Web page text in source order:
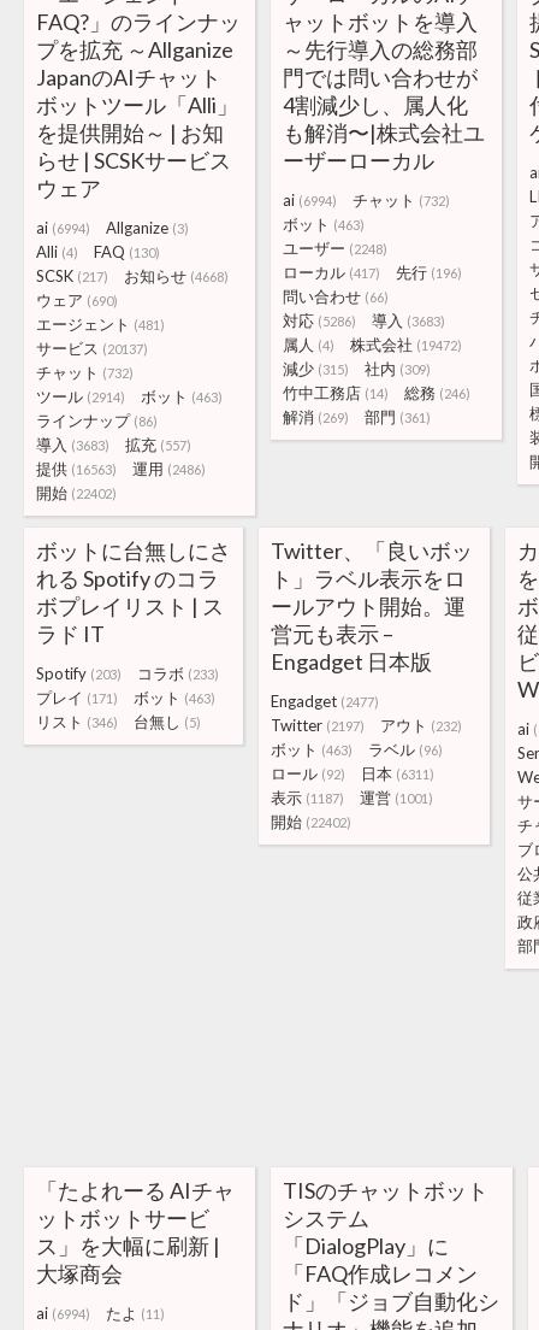
FAQ?」のラインナッ
プを拡充 ～Allganize
JapanのAIチャット
ボットツール「Alli」
を提供開始～ | お知
らせ | SCSKサービス
ウェア
ai (6994) Allganize (3)
Alli (4) FAQ (130)
SCSK (217) お知らせ (4668)
ウェア (690)
エージェント (481)
サービス (20137)
チャット (732)
ツール (2914) ボット (463)
ラインナップ (86)
導入 (3683) 拡充 (557)
提供 (16563) 運用 (2486)
開始 (22402)
ャットボットを導入
～先行導入の総務部
門では問い合わせが
4割減少し、属人化
も解消〜|株式会社ユ
ーザーローカル
ai (6994) チャット (732)
ボット (463)
ユーザー (2248)
ローカル (417) 先行 (196)
問い合わせ (66)
対応 (5286) 導入 (3683)
属人 (4) 株式会社 (19472)
減少 (315) 社内 (309)
竹中工務店 (14) 総務 (246)
解消 (269) 部門 (361)
ボットに台無しにさ
れる Spotify のコラ
ボプレイリスト | ス
ラド IT
Spotify (203) コラボ (233)
プレイ (171) ボット (463)
リスト (346) 台無し (5)
Twitter、「良いボッ
ト」ラベル表示をロ
ールアウト開始。運
営元も表示 –
Engadget 日本版
Engadget (2477)
Twitter (2197) アウト (232)
ボット (463) ラベル (96)
ロール (92) 日本 (6311)
表示 (1187) 運営 (1001)
開始 (22402)
ai
サ
チ
ブ
公
従
政
部
「たよれーる AIチャ
ットボットサービ
ス」を大幅に刷新 |
大塚商会
ai (6994) たよ (11)
TISのチャットボット
システム
「DialogPlay」に
「FAQ作成レコメン
ド」「ジョブ自動化シ